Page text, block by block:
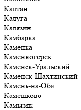
Калтан
Калуга
Калязин
Камбарка
Каменка
Каменногорск
Каменск-Уральский
Каменск-Шахтинский
Камень-на-Оби
Камешково
Камызяк